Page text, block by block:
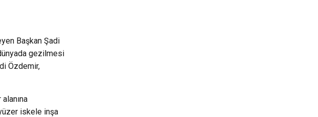
Başkan Şadi
gezilmesi
Özdemir,
iskele inşa